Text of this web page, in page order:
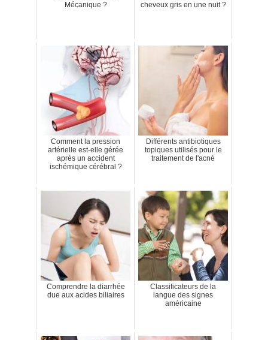
Mécanique ?
cheveux gris en une nuit ?
Comment la pression
artérielle est-elle gérée
après un accident
ischémique cérébral ?
Différents antibiotiques
topiques utilisés pour le
traitement de l'acné
Comprendre la diarrhée
due aux acides biliaires
Classificateurs de la
langue des signes
américaine